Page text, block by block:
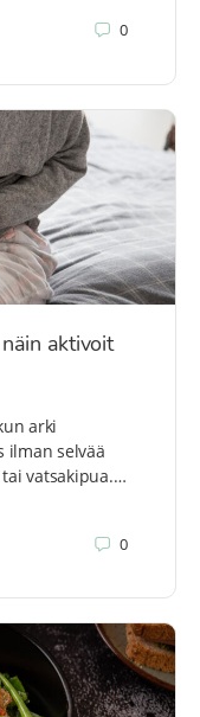
0
aktivoit
arki
ilman selvää
vatsakipua.…
0